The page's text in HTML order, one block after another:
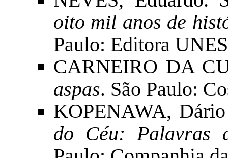
oito mil anos de
Paulo: Editora
CARNEIRO DA
aspas. São Paulo:
KOPENAWA,
do Céu: Palavras